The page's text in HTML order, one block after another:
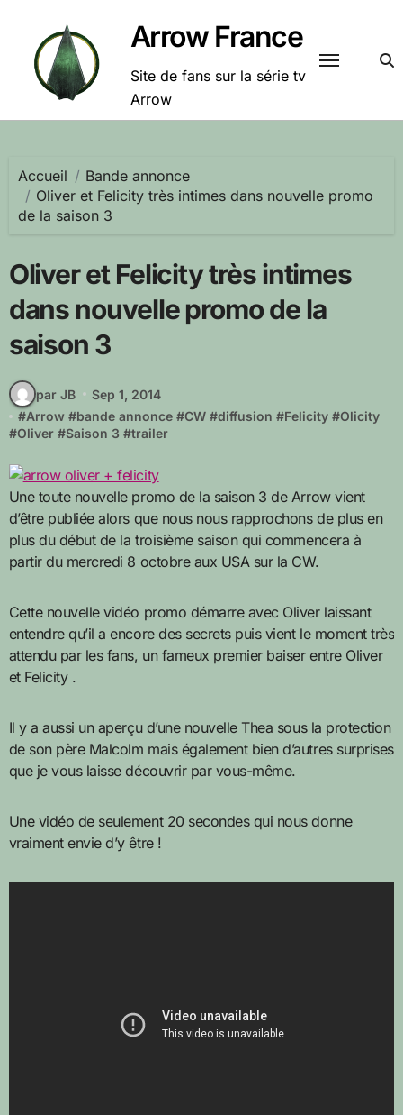
contenu
Arrow France
Site de fans sur la série tv
Arrow
Accueil
Bande annonce
Oliver et Felicity très intimes dans nouvelle promo
de la saison 3
Oliver et Felicity très intimes
dans nouvelle promo de la
saison 3
par JB
Sep 1, 2014
#Arrow #bande annonce #CW #diffusion #Felicity #Olicity
#Oliver #Saison 3 #trailer
Une toute nouvelle promo de la saison 3 de Arrow vient
d’être publiée alors que nous nous rapprochons de plus en
plus du début de la troisième saison qui commencera à
partir du mercredi 8 octobre aux USA sur la CW.
Cette nouvelle vidéo promo démarre avec Oliver laissant
entendre qu’il a encore des secrets puis vient le moment très
attendu par les fans, un fameux premier baiser entre Oliver
et Felicity .
Il y a aussi un aperçu d’une nouvelle Thea sous la protection
de son père Malcolm mais également bien d’autres surprises
que je vous laisse découvrir par vous-même.
Une vidéo de seulement 20 secondes qui nous donne
vraiment envie d’y être !